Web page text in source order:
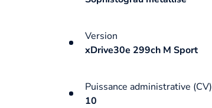
Version
xDrive30e 299ch M Sport
Puissance administrative (CV)
10